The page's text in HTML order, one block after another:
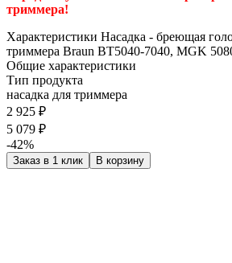
триммера!
Характеристики Насадка - бреющая
триммера Braun BT5040-7040, MGK
Общие характеристики
Тип продукта
насадка для триммера
2 925 ₽
5 079 ₽
-42%
Заказ в 1 клик В корзину